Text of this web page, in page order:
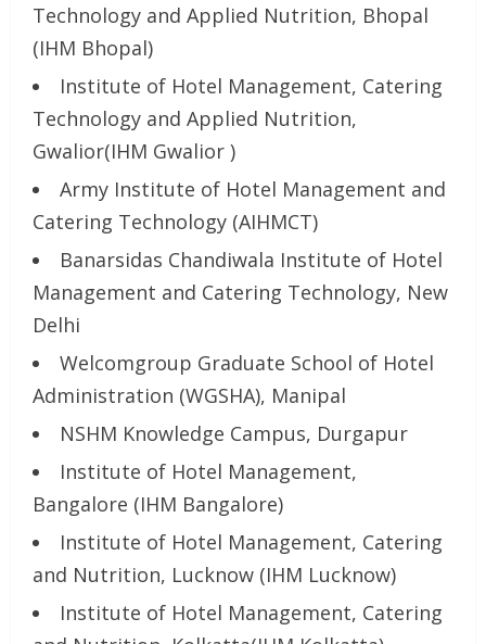
Technology and Applied Nutrition, Bhopal
(IHM Bhopal)
Institute of Hotel Management, Catering
Technology and Applied Nutrition,
Gwalior(IHM Gwalior )
Army Institute of Hotel Management and
Catering Technology (AIHMCT)
Banarsidas Chandiwala Institute of Hotel
Management and Catering Technology, New
Delhi
Welcomgroup Graduate School of Hotel
Administration (WGSHA), Manipal
NSHM Knowledge Campus, Durgapur
Institute of Hotel Management,
Bangalore (IHM Bangalore)
Institute of Hotel Management, Catering
and Nutrition, Lucknow (IHM Lucknow)
Institute of Hotel Management, Catering